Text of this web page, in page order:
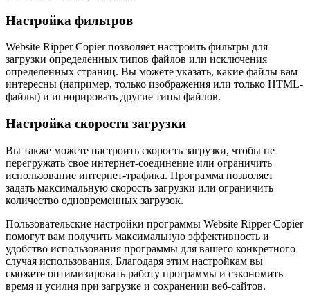
Настройка фильтров
Website Ripper Copier позволяет настроить фильтры для
загрузки определенных типов файлов или исключения
определенных страниц. Вы можете указать, какие файлы вам
интересны (например, только изображения или только HTML-
файлы) и игнорировать другие типы файлов.
Настройка скорости загрузки
Вы также можете настроить скорость загрузки, чтобы не
перегружать свое интернет-соединение или ограничить
использование интернет-трафика. Программа позволяет
задать максимальную скорость загрузки или ограничить
количество одновременных загрузок.
Пользовательские настройки программы Website Ripper Copier
помогут вам получить максимальную эффективность и
удобство использования программы для вашего конкретного
случая использования. Благодаря этим настройкам вы
сможете оптимизировать работу программы и сэкономить
время и усилия при загрузке и сохранении веб-сайтов.